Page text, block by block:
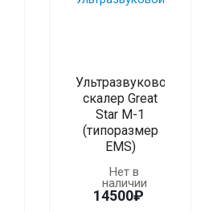
Ультразвуковой
скалер Great
Star M-1
(типоразмер
EMS)
Нет в
наличии
14500₽